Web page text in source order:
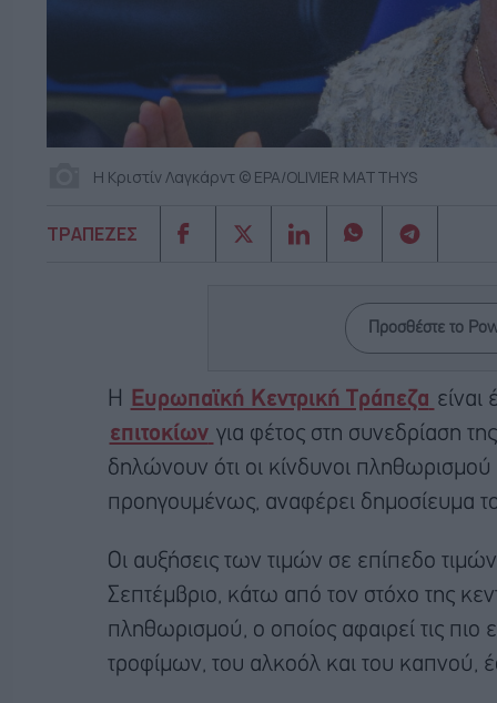
Η Κριστίν Λαγκάρντ © EPA/OLIVIER MATTHYS
ΤΡΑΠΕΖΕΣ
Προσθέστε το
Η Ευρωπαϊκή Κεντρική Τράπεζα
επιτοκίων για φέτος στη συνεδρίαση
δηλώνουν ότι οι κίνδυνοι
προηγουμένως, αναφέρει δημοσίευμα
Οι αυξήσεις των τιμών σε επίπεδο
Σεπτέμβριο, κάτω από τον στόχο της
πληθωρισμού, ο οποίος αφαιρεί τις πιο
τροφίμων, του αλκοόλ και του καπνού,